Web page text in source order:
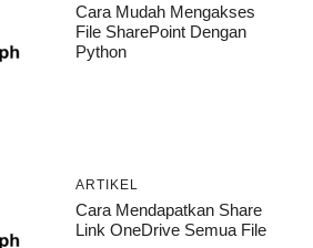
Cara Mudah Mengakses
File SharePoint Dengan
Python
ARTIKEL
Cara Mendapatkan Share
Link OneDrive Semua File